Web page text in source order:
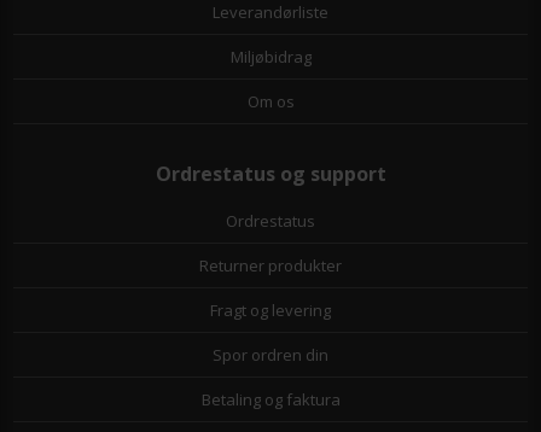
Leverandørliste
Miljøbidrag
Om os
Ordrestatus og support
Ordrestatus
Returner produkter
Fragt og levering
Spor ordren din
Betaling og faktura